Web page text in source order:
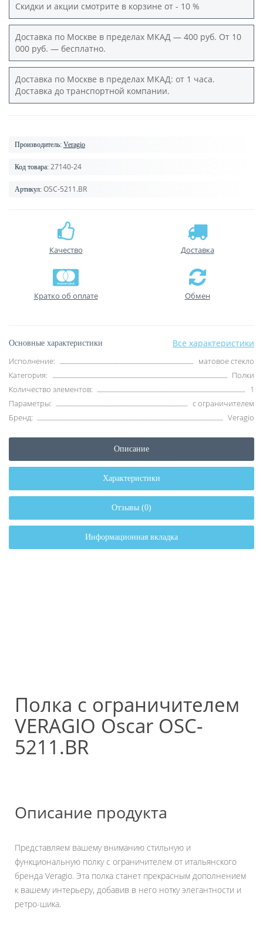
Скидки и акции смотрите в корзине от - 10 %
Доставка по Москве в пределах МКАД — 400 руб. От 10
000 руб. — бесплатно.
Доставка по Москве в пределах МКАД: от 1 часа.
Доставка до транспортной компании.
Производитель: Veragio
Код товара: 27140-24
Артикул: OSC-5211.BR
Качество Доставка
Кратко об оплате Обмен
Основные характеристики Все характеристики
Исполнение:
матовое стекло
Категория:
Полки
Количество элементов:
1
Параметры:
с ограничителем
Бренд:
Veragio
Описание
Характеристики
Отзывы (0)
Информационная вкладка
Полка с ограничителем
VERAGIO Oscar OSC-
5211.BR
Описание продукта
Представляем вашему вниманию стильную и
функциональную полку с ограничителем от итальянского
бренда Veragio. Эта полка станет прекрасным дополнением
к вашему интерьеру, добавив в него нотку элегантности и
ретро-шика.